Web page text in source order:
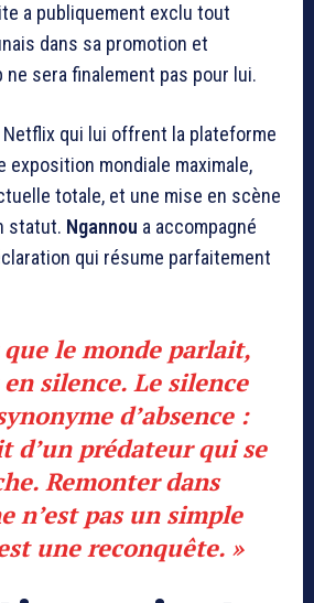
a publiquement exclu tout
dans sa promotion et
ne sera finalement pas pour lui.
Netflix qui lui offrent la plateforme
exposition mondiale maximale,
totale, et une mise en scène
statut. Ngannou a accompagné
qui résume parfaitement
que le monde parlait,
silence. Le silence
d’absence :
d’un prédateur qui se
Remonter dans
n’est pas un simple
une reconquête. »